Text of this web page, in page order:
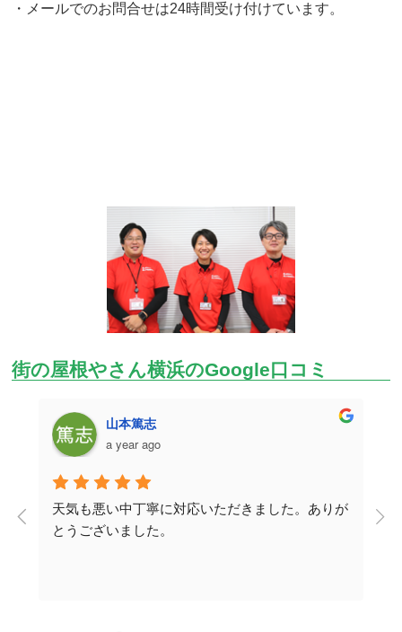
・メールでのお問合せは24時間受け付けています。
街の屋根やさん横浜のGoogle口コミ
山本篤志
a year ago
天気も悪い中丁寧に対応いただきました。ありが
とうございました。